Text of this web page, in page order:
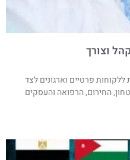
וצורך
פרטיים וארגונים לצד
החירום, הרפואה והעסקים